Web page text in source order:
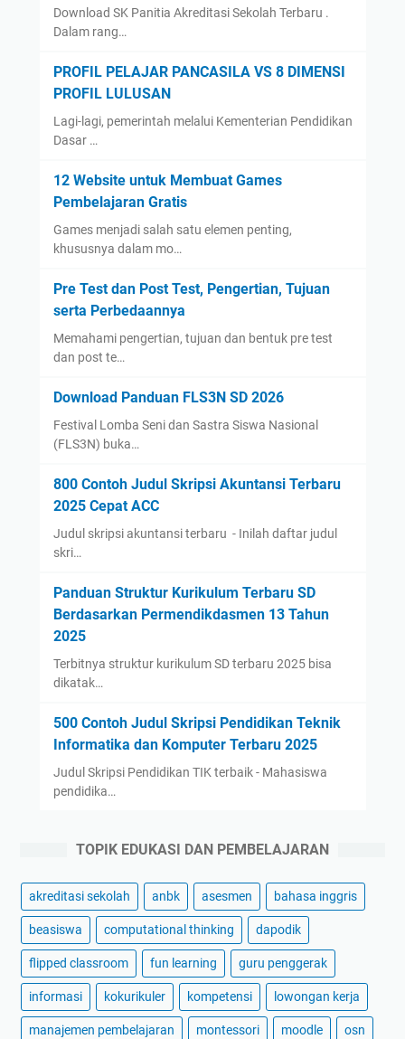
Download SK Panitia Akreditasi Sekolah Terbaru .
Dalam rang…
PROFIL PELAJAR PANCASILA VS 8 DIMENSI
PROFIL LULUSAN
Lagi-lagi, pemerintah melalui Kementerian Pendidikan
Dasar …
12 Website untuk Membuat Games
Pembelajaran Gratis
Games menjadi salah satu elemen penting,
khususnya dalam mo…
Pre Test dan Post Test, Pengertian, Tujuan
serta Perbedaannya
Memahami pengertian, tujuan dan bentuk pre test
dan post te…
Download Panduan FLS3N SD 2026
Festival Lomba Seni dan Sastra Siswa Nasional
(FLS3N) buka…
800 Contoh Judul Skripsi Akuntansi Terbaru
2025 Cepat ACC
Judul skripsi akuntansi terbaru - Inilah daftar judul
skri…
Panduan Struktur Kurikulum Terbaru SD
Berdasarkan Permendikdasmen 13 Tahun
2025
Terbitnya struktur kurikulum SD terbaru 2025 bisa
dikatak…
500 Contoh Judul Skripsi Pendidikan Teknik
Informatika dan Komputer Terbaru 2025
Judul Skripsi Pendidikan TIK terbaik - Mahasiswa
pendidika…
TOPIK EDUKASI DAN PEMBELAJARAN
akreditasi sekolah anbk asesmen bahasa inggris
beasiswa computational thinking dapodik
flipped classroom fun learning guru penggerak
informasi kokurikuler kompetensi lowongan kerja
manajemen pembelajaran montessori moodle osn